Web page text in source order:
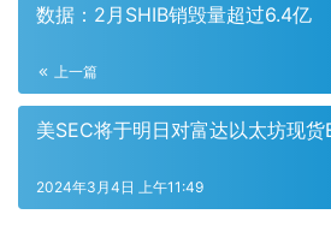
数据：2月SHIB销毁量超过6.4亿
上一篇
美SEC将于明日对富达以太坊现
2024年3月4日 上午11:49